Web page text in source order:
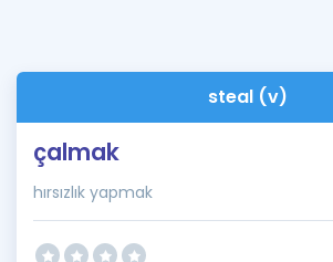
steal (v)
çalmak
hırsızlık yapmak